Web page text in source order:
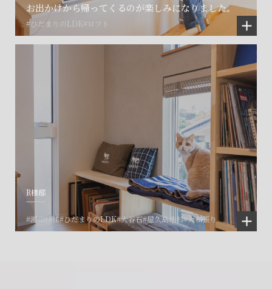
お出かけから帰ってくるのが楽しみになりました。
#ひだまりのLDK#ロフト
R様邸
#湘南移住#ひだまりのLDK#大谷石#屋久島地杉#大和張り